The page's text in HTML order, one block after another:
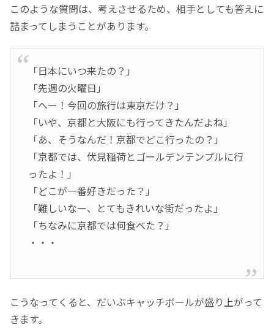
このような質問は、考えさせるため、相手としても答えに
詰まってしまうことがあります。
「日本にいつ来たの？」
「先週の火曜日」
「へー！今回の旅行は東京だけ？」
「いや、京都と大阪にも行ってきたんだよね」
「あ、そうなんだ！京都でどこ行ったの？」
「京都では、伏見稲荷とゴールデンテンプルに行
ったよ！」
「どこが一番好きだった？」
「難しいなー、とてもきれいな街だったよ」
「ちなみに京都では何食べた？」
・・・
こうなってくると、だいぶキャッチボールが盛り上がって
きます。